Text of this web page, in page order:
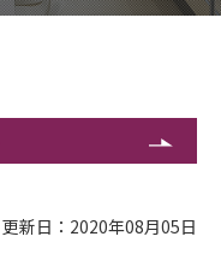
更新日：2020年08月05日